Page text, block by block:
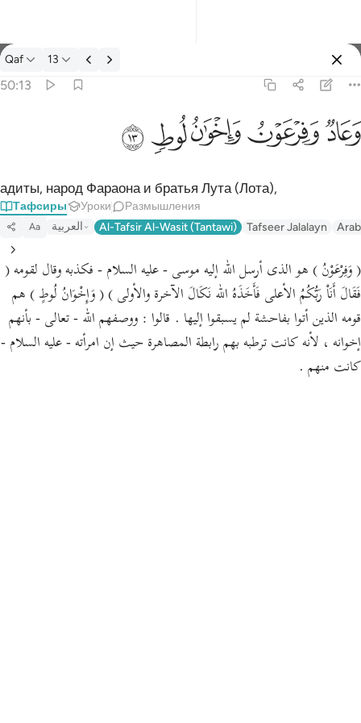
Тафсир: Qaf 50:13
Qaf 13
50:13
وَعَادٌۭ وَفِرْعَوْنُ وَإِخْوَٰنُ لُوطٍۢ ١٣
ﲳﲴﲵﲶﲷ
адиты, народ Фараона и братья Лута (Лота),
Тафсиры Уроки Размышления
Aa العربية Al-Tafsir Al-Wasit (Tantawi) Tafseer Jalalayn
( وَفِرْعَوْنُ ) هو الذى أرسل الله إليه موسى - عليه السلام - فكذبه وقال لقومه (
فَقَالَ أَنَاْ رَبُّكُمُ الأعلى فَأَخَذَهُ الله نَكَالَ الآخرة والأولى ) ( وَإِخْوَانُ لُوطٍ ) هم
قومه الذين أتوا بفاحشة لم يسبقوا إليها . قالوا : ووصفهم الله - تعالى - بأنهم
إخوانه ، لأنه كانت ترطبه بهم رابطة المصاهرة حيث إن امرأته - عليه السلام -
كانت منهم .